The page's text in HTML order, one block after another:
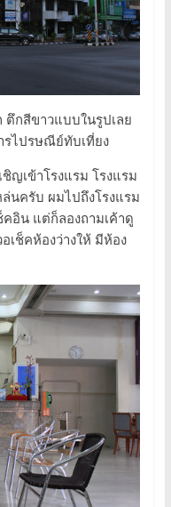
ตึกสีขาวแบบในรูปเลย
รไปรษณีย์ทับเที่ยง
ญเข้าโรงแรม โรงแรม
นครับ ผมไปถึงโรงแรม
คอิน แต่ก็ลองถามเค้าดู
เช็คห้องว่างให้ มีห้อง